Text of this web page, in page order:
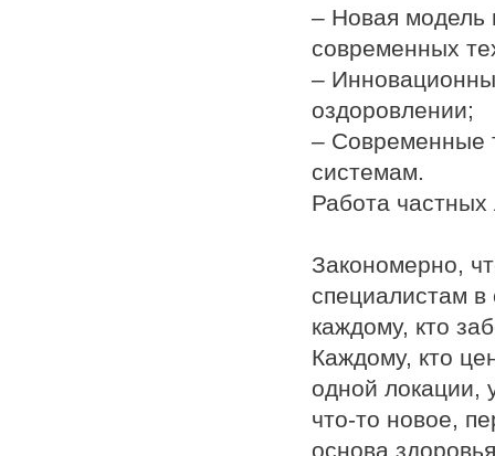
– Новая модель
современных
–
оздоровлении;
– Современные
системам.
Работа
Закономерно,
специалистам
каждому, кто
Каждому, кто
одной локации,
что-то новое,
основа